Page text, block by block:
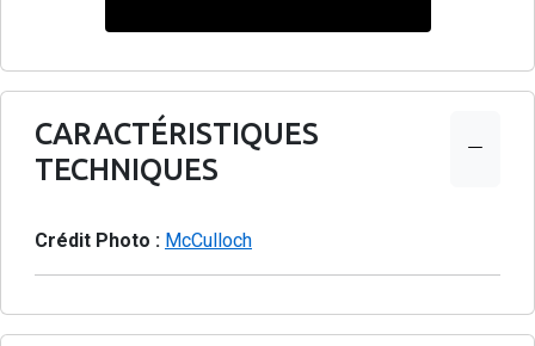
CARACTÉRISTIQUES
TECHNIQUES
Crédit Photo : McCulloch